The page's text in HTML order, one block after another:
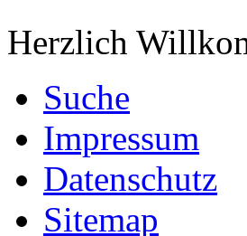
Herzlich
Suche
Impressum
Datenschutz
Sitemap